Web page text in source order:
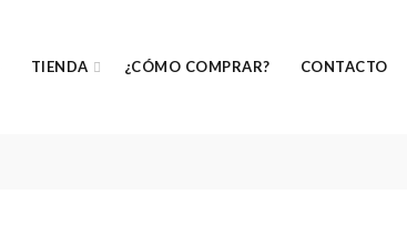
TIENDA ¿CÓMO COMPRAR? CONTACTO